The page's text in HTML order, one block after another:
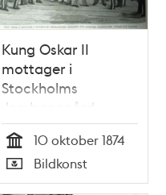
Kung Oskar II
mottager i
Stockholms
Jernbanegård
Englands och
Danmarks
tronföljare.
Tid
10 oktober 1874
Typ
Bildkonst